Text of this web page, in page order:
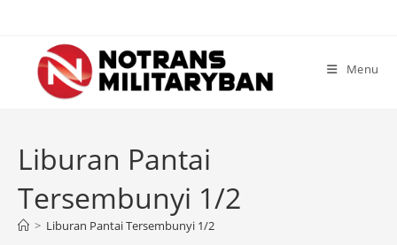
content
Menu
Liburan Pantai
Tersembunyi 1/2
> Liburan Pantai Tersembunyi 1/2